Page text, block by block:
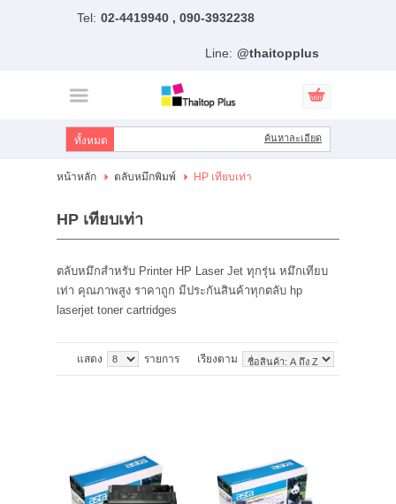
สมัครสมาชิก
สินค้าที่สนใจ
หน้าหลัก
สินค้า
แผนกสินค้า
ติดต่อเรา
คู่มือ และการรับประกัน
Tel: 02-4419940 , 090-3932238
Line: @thaitopplus
ค้นหาละเอียด
หน้าหลัก ตลับหมึกพิมพ์ HP เทียบเท่า
HP เทียบเท่า
ตลับหมึกสำหรับ Printer HP Laser Jet ทุกรุ่น หมึกเทียบ
เท่า คุณภาพสูง ราคาถูก มีประกันสินค้าทุกตลับ hp
laserjet toner cartridges
เรียงตาม
แสดง รายการ